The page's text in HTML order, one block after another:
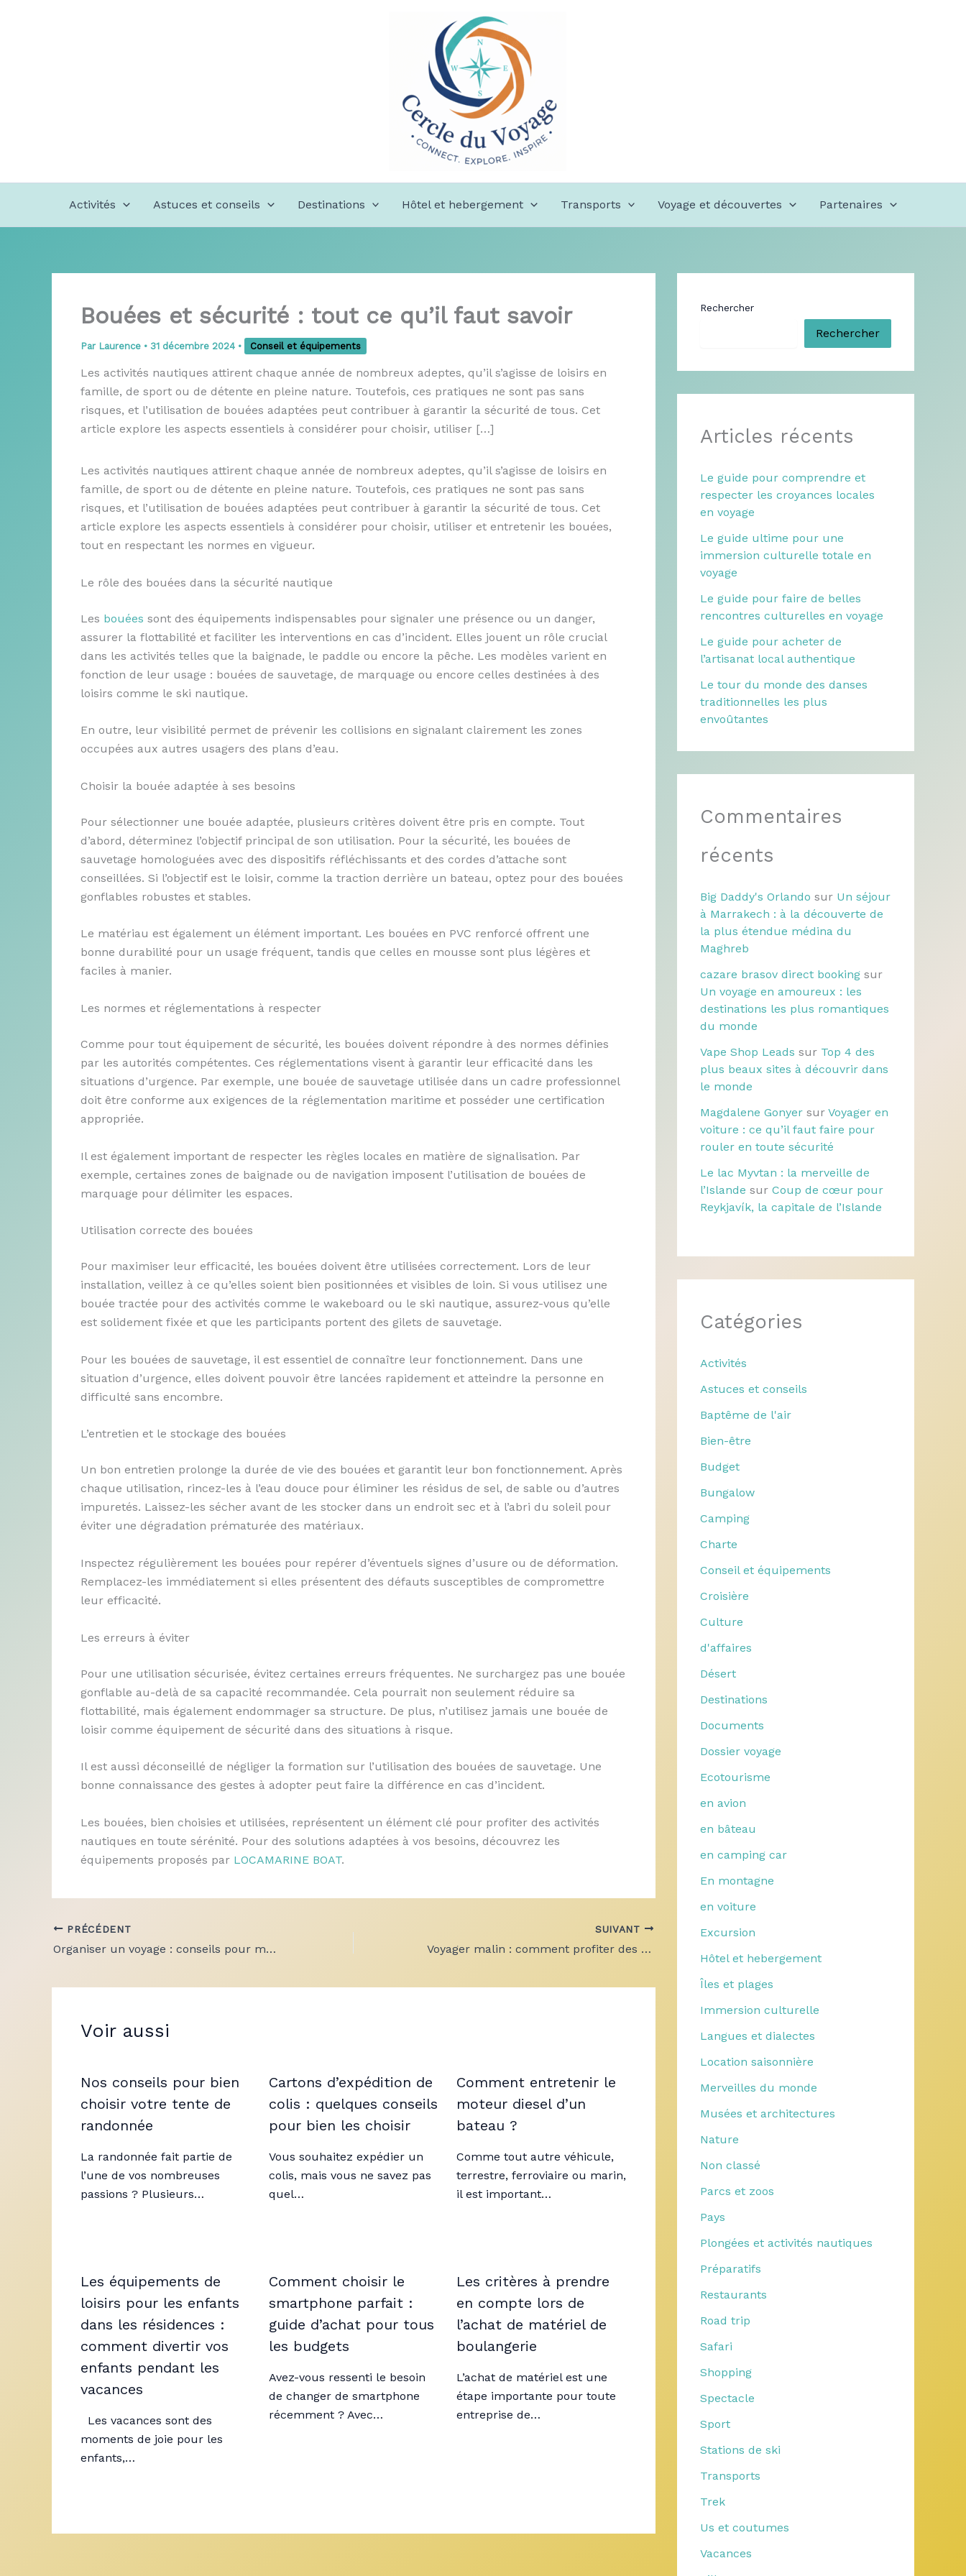
Activités Astuces et conseils Destinations Hôtel et hebergement Transports Voyage et découvertes Partenaires
Bouées et sécurité : tout ce qu’il faut savoir
Par Laurence • 31 décembre 2024 • Conseil et équipements
Les activités nautiques attirent chaque année de nombreux adeptes, qu’il s’agisse de loisirs en
famille, de sport ou de détente en pleine nature. Toutefois, ces pratiques ne sont pas sans
risques, et l’utilisation de bouées adaptées peut contribuer à garantir la sécurité de tous. Cet
article explore les aspects essentiels à considérer pour choisir, utiliser […]
Les activités nautiques attirent chaque année de nombreux adeptes, qu’il s’agisse de loisirs en
famille, de sport ou de détente en pleine nature. Toutefois, ces pratiques ne sont pas sans
risques, et l’utilisation de bouées adaptées peut contribuer à garantir la sécurité de tous. Cet
article explore les aspects essentiels à considérer pour choisir, utiliser et entretenir les bouées,
tout en respectant les normes en vigueur.
Le rôle des bouées dans la sécurité nautique
Les bouées sont des équipements indispensables pour signaler une présence ou un danger,
assurer la flottabilité et faciliter les interventions en cas d’incident. Elles jouent un rôle crucial
dans les activités telles que la baignade, le paddle ou encore la pêche. Les modèles varient en
fonction de leur usage : bouées de sauvetage, de marquage ou encore celles destinées à des
loisirs comme le ski nautique.
En outre, leur visibilité permet de prévenir les collisions en signalant clairement les zones
occupées aux autres usagers des plans d’eau.
Choisir la bouée adaptée à ses besoins
Pour sélectionner une bouée adaptée, plusieurs critères doivent être pris en compte. Tout
d’abord, déterminez l’objectif principal de son utilisation. Pour la sécurité, les bouées de
sauvetage homologuées avec des dispositifs réfléchissants et des cordes d’attache sont
conseillées. Si l’objectif est le loisir, comme la traction derrière un bateau, optez pour des bouées
gonflables robustes et stables.
Le matériau est également un élément important. Les bouées en PVC renforcé offrent une
bonne durabilité pour un usage fréquent, tandis que celles en mousse sont plus légères et
faciles à manier.
Les normes et réglementations à respecter
Comme pour tout équipement de sécurité, les bouées doivent répondre à des normes définies
par les autorités compétentes. Ces réglementations visent à garantir leur efficacité dans les
situations d’urgence. Par exemple, une bouée de sauvetage utilisée dans un cadre professionnel
doit être conforme aux exigences de la réglementation maritime et posséder une certification
appropriée.
Il est également important de respecter les règles locales en matière de signalisation. Par
exemple, certaines zones de baignade ou de navigation imposent l’utilisation de bouées de
marquage pour délimiter les espaces.
Utilisation correcte des bouées
Pour maximiser leur efficacité, les bouées doivent être utilisées correctement. Lors de leur
installation, veillez à ce qu’elles soient bien positionnées et visibles de loin. Si vous utilisez une
bouée tractée pour des activités comme le wakeboard ou le ski nautique, assurez-vous qu’elle
est solidement fixée et que les participants portent des gilets de sauvetage.
Pour les bouées de sauvetage, il est essentiel de connaître leur fonctionnement. Dans une
situation d’urgence, elles doivent pouvoir être lancées rapidement et atteindre la personne en
difficulté sans encombre.
L’entretien et le stockage des bouées
Un bon entretien prolonge la durée de vie des bouées et garantit leur bon fonctionnement. Après
chaque utilisation, rincez-les à l’eau douce pour éliminer les résidus de sel, de sable ou d’autres
impuretés. Laissez-les sécher avant de les stocker dans un endroit sec et à l’abri du soleil pour
éviter une dégradation prématurée des matériaux.
Inspectez régulièrement les bouées pour repérer d’éventuels signes d’usure ou de déformation.
Remplacez-les immédiatement si elles présentent des défauts susceptibles de compromettre
leur efficacité.
Les erreurs à éviter
Pour une utilisation sécurisée, évitez certaines erreurs fréquentes. Ne surchargez pas une bouée
gonflable au-delà de sa capacité recommandée. Cela pourrait non seulement réduire sa
flottabilité, mais également endommager sa structure. De plus, n’utilisez jamais une bouée de
loisir comme équipement de sécurité dans des situations à risque.
Il est aussi déconseillé de négliger la formation sur l’utilisation des bouées de sauvetage. Une
bonne connaissance des gestes à adopter peut faire la différence en cas d’incident.
Les bouées, bien choisies et utilisées, représentent un élément clé pour profiter des activités
nautiques en toute sérénité. Pour des solutions adaptées à vos besoins, découvrez les
équipements proposés par LOCAMARINE BOAT.
PRÉCÉDENT
Organiser un voyage : conseils pour maîtriser son budget tout en profitant pleinement du voyage
SUIVANT
Voyager malin : comment profiter des plages méditerranéennes à petit prix en avril ?
Voir aussi
Nos conseils pour bien
choisir votre tente de
randonnée
La randonnée fait partie de
l’une de vos nombreuses
passions ? Plusieurs…
Cartons d’expédition de
colis : quelques conseils
pour bien les choisir
Vous souhaitez expédier un
colis, mais vous ne savez pas
quel…
Comment entretenir le
moteur diesel d’un
bateau ?
Comme tout autre véhicule,
terrestre, ferroviaire ou marin,
il est important…
Les équipements de
loisirs pour les enfants
dans les résidences :
comment divertir vos
enfants pendant les
vacances
Les vacances sont des
moments de joie pour les
enfants,…
Comment choisir le
smartphone parfait :
guide d’achat pour tous
les budgets
Avez-vous ressenti le besoin
de changer de smartphone
récemment ? Avec…
Les critères à prendre
en compte lors de
l’achat de matériel de
boulangerie
L’achat de matériel est une
étape importante pour toute
entreprise de…
Rechercher
Rechercher
Articles récents
Le guide pour comprendre et
respecter les croyances locales
en voyage
Le guide ultime pour une
immersion culturelle totale en
voyage
Le guide pour faire de belles
rencontres culturelles en voyage
Le guide pour acheter de
l’artisanat local authentique
Le tour du monde des danses
traditionnelles les plus
envoûtantes
Commentaires
récents
Big Daddy's Orlando sur Un séjour
à Marrakech : à la découverte de
la plus étendue médina du
Maghreb
cazare brasov direct booking sur
Un voyage en amoureux : les
destinations les plus romantiques
du monde
Vape Shop Leads sur Top 4 des
plus beaux sites à découvrir dans
le monde
Magdalene Gonyer sur Voyager en
voiture : ce qu’il faut faire pour
rouler en toute sécurité
Le lac Myvtan : la merveille de
l’Islande sur Coup de cœur pour
Reykjavík, la capitale de l’Islande
Catégories
Activités
Astuces et conseils
Baptême de l'air
Bien-être
Budget
Bungalow
Camping
Charte
Conseil et équipements
Croisière
Culture
d'affaires
Désert
Destinations
Documents
Dossier voyage
Ecotourisme
en avion
en bâteau
en camping car
En montagne
en voiture
Excursion
Hôtel et hebergement
Îles et plages
Immersion culturelle
Langues et dialectes
Location saisonnière
Merveilles du monde
Musées et architectures
Nature
Non classé
Parcs et zoos
Pays
Plongées et activités nautiques
Préparatifs
Restaurants
Road trip
Safari
Shopping
Spectacle
Sport
Stations de ski
Transports
Trek
Us et coutumes
Vacances